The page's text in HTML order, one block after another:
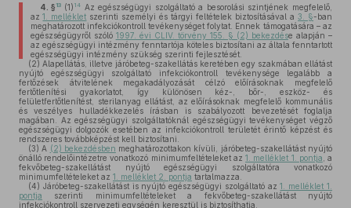
4. § 13 (1) 14 Az egészségügyi szolgáltató a besorolási szintjének megfelelő,
az1. melléklet szerinti személyi és tárgyi feltételek biztosításával a3. §-ban
meghatározott infekciókontroll tevékenységet folytat. Ennek támogatására – az
egészségügyről szóló 1997. évi CLIV. törvény 155. § (2) bekezdése alapján –
az egészségügyi intézmény fenntartója köteles biztosítani az általa fenntartott
egészségügyi intézmény szükség szerinti fejlesztését.
(2) Alapellátás, illetve járóbeteg-szakellátás keretében egy szakmában ellátást
nyújtó egészségügyi szolgáltató infekciókontroll tevékenysége legalább a
fertőzések átvitelének megakadályozását célzó előírásoknak megfelelő
fertőtlenítési gyakorlatot, így különösen kéz-, bőr-, eszköz- és
felületfertőtlenítést, sterilanyag ellátást, az előírásoknak megfelelő kommunális
és veszélyes hulladékkezelés írásban is szabályozott bevezetését foglalja
magában. Az egészségügyi szolgáltatóknál egészségügyi tevékenységet végző
egészségügyi dolgozók esetében az infekciókontroll területét érintő képzést és
rendszeres továbbképzést kell biztosítani.
(3) A (2) bekezdésben meghatározottakon kívüli, járóbeteg-szakellátást nyújtó
önálló rendelőintézetre vonatkozó minimumfeltételeket az1. melléklet 1. pontja , a
fekvőbeteg-szakellátást nyújtó egészségügyi szolgáltatóra vonatkozó
minimumfeltételeket az 1. melléklet 2. pontja tartalmazza.
(4) Járóbeteg-szakellátást is nyújtó egészségügyi szolgáltató az1. melléklet 1.
pontja szerinti minimumfeltételeket a fekvőbeteg-szakellátást nyújtó
infekciókontroll szervezeti egységén keresztül is biztosíthatja.